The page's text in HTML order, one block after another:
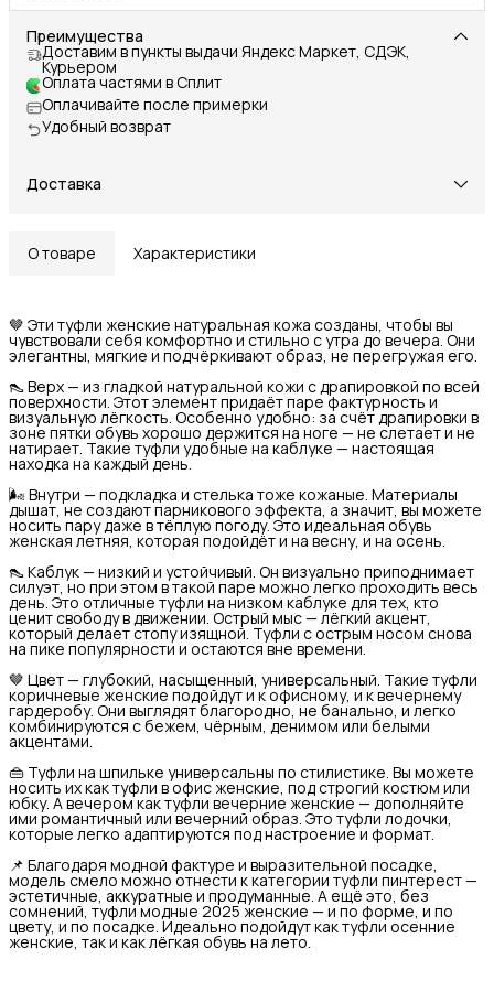
Преимущества
Доставим в пункты выдачи Яндекс Маркет, СДЭК,
Курьером
Оплата частями в Сплит
Оплачивайте после примерки
Удобный возврат
Доставка
О товаре Характеристики
🤎 Эти туфли женские натуральная кожа созданы, чтобы вы
чувствовали себя комфортно и стильно с утра до вечера. Они
элегантны, мягкие и подчёркивают образ, не перегружая его.
👠 Верх — из гладкой натуральной кожи с драпировкой по всей
поверхности. Этот элемент придаёт паре фактурность и
визуальную лёгкость. Особенно удобно: за счёт драпировки в
зоне пятки обувь хорошо держится на ноге — не слетает и не
натирает. Такие туфли удобные на каблуке — настоящая
находка на каждый день.
🌬 Внутри — подкладка и стелька тоже кожаные. Материалы
дышат, не создают парникового эффекта, а значит, вы можете
носить пару даже в тёплую погоду. Это идеальная обувь
женская летняя, которая подойдёт и на весну, и на осень.
👠 Каблук — низкий и устойчивый. Он визуально приподнимает
силуэт, но при этом в такой паре можно легко проходить весь
день. Это отличные туфли на низком каблуке для тех, кто
ценит свободу в движении. Острый мыс — лёгкий акцент,
который делает стопу изящной. Туфли с острым носом снова
на пике популярности и остаются вне времени.
🤎 Цвет — глубокий, насыщенный, универсальный. Такие туфли
коричневые женские подойдут и к офисному, и к вечернему
гардеробу. Они выглядят благородно, не банально, и легко
комбинируются с бежем, чёрным, денимом или белыми
акцентами.
👜 Туфли на шпильке универсальны по стилистике. Вы можете
носить их как туфли в офис женские, под строгий костюм или
юбку. А вечером как туфли вечерние женские — дополняйте
ими романтичный или вечерний образ. Это туфли лодочки,
которые легко адаптируются под настроение и формат.
📌 Благодаря модной фактуре и выразительной посадке,
модель смело можно отнести к категории туфли пинтерест —
эстетичные, аккуратные и продуманные. А ещё это, без
сомнений, туфли модные 2025 женские — и по форме, и по
цвету, и по посадке. Идеально подойдут как туфли осенние
женские, так и как лёгкая обувь на лето.